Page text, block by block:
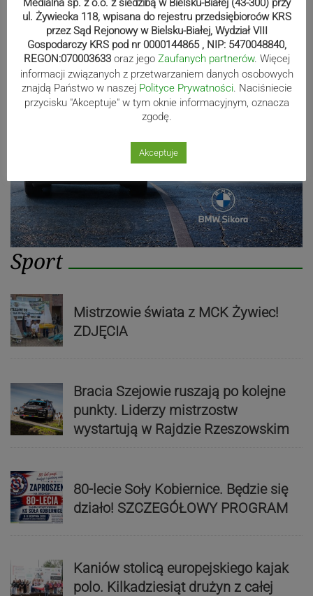
Reklama
Sport
Mistrzowie świata z MCK Żywiec!
ZDJĘCIA
Bracia Szejowie ruszają po kolejne
punkty. Liderzy mistrzostw
wystartują w Rajdzie Rzeszowskim
80-lecie Soły Kobiernice. Będzie się
działo! SZCZEGÓŁOWY PROGRAM
Kaniów stolicą europejskiego kajak
polo. Kilkadziesiąt drużyn z całej
Medialna sp. z o.o. z siedzibą w Bielsku-Białej (43-300) przy
ul. Żywiecka 118, wpisana do rejestru przedsiębiorców KRS
przez Sąd Rejonowy w Bielsku-Białej, Wydział VIII
Gospodarczy KRS pod nr 0000144865 , NIP: 5470048840,
REGON:070003633 oraz jego Zaufanych partnerów. Więcej
informacji związanych z przetwarzaniem danych osobowych
znajdą Państwo w naszej Polityce Prywatności. Naciśniecie
przycisku "Akceptuje" w tym oknie informacyjnym, oznacza
zgodę.
Akceptuje